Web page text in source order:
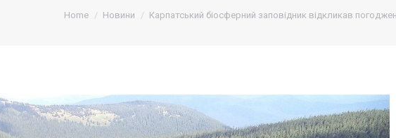
Home Новини Карпатський біосферний заповідник відкликав